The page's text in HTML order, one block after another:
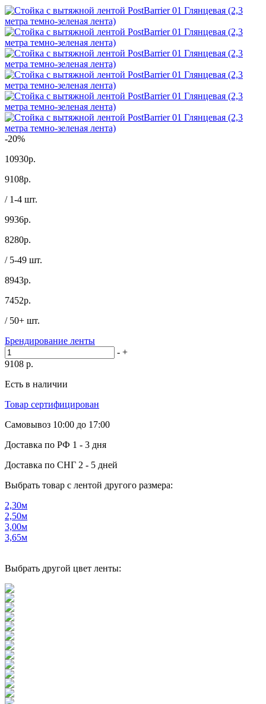
-20%
10930р.
9108р.
/ 1-4 шт.
9936р.
8280р.
/ 5-49 шт.
8943р.
7452р.
/ 50+ шт.
Брендирование ленты
- +
9108 р.
Есть в наличии
Товар сертифицирован
Самовывоз 10:00 до 17:00
Доставка по РФ 1 - 3 дня
Доставка по СНГ 2 - 5 дней
Выбрать товар с лентой другого размера:
2,30м
2,50м
3,00м
3,65м
Выбрать другой цвет ленты: